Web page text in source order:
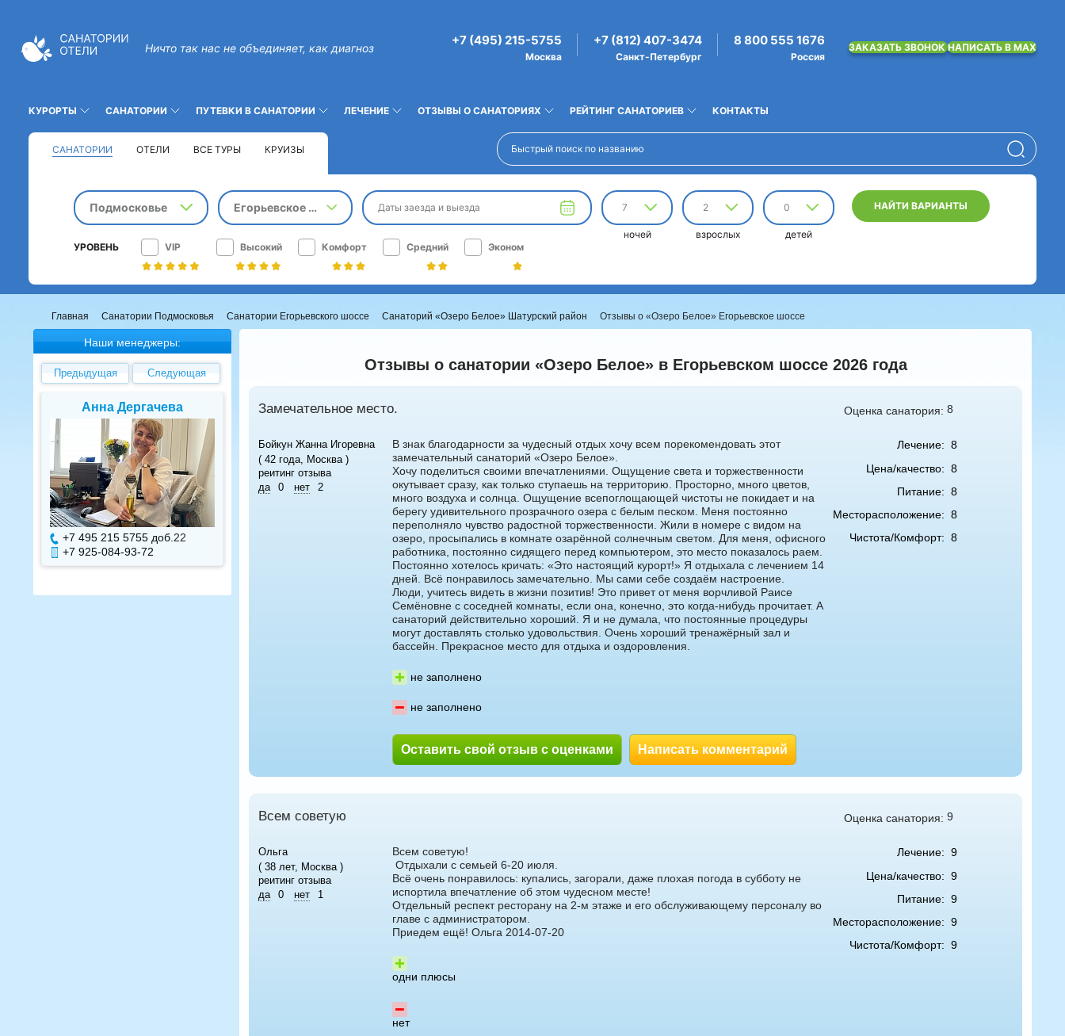
Ничто так нас не объединяет, как диагноз
+7 (495) 215-5755
Москва
+7 (812) 407-3474
Санкт-Петербург
8 800 555 1676
Россия
ЗАКАЗАТЬ ЗВОНОКНАПИСАТЬ В MAX
КУРОРТЫ САНАТОРИИ ПУТЕВКИ В САНАТОРИИ ЛЕЧЕНИЕ ОТЗЫВЫ О САНАТОРИЯХ РЕЙТИНГ САНАТОРИЕВ КОНТАКТЫ
САНАТОРИИ ОТЕЛИ ВСЕ ТУРЫ КРУИЗЫ
Подмосковье Егорьевское шоссе Даты заезда и выезда 7
ночей
2
взрослых
0
детей
НАЙТИ ВАРИАНТЫ
УРОВЕНЬ VIP Высокий Комфорт Средний Эконом
Главная Санатории Подмосковья Санатории Егорьевского шоссе Санаторий «Озеро Белое» Шатурский район Отзывы о «Озеро Белое» Егорьевское шоссе
Наши менеджеры:
Предыдущая Следующая
Анна Дергачева
+7 495 215 5755 доб.22
+7 925-084-93-72
Елена Валуева
+7 495 215 5755 доб.2
+7 925-084-93-70
Отзывы о санатории «Озеро Белое» в Егорьевском шоссе 2026 года
Замечательное место. Оценка санатория: 8
Бойкун Жанна Игоревна
( 42 года, Москва )
реитинг отзыва
да
0 нет 2
В знак благодарности за чудесный отдых хочу всем порекомендовать этот
замечательный санаторий «Озеро Белое».
Хочу поделиться своими впечатлениями. Ощущение света и торжественности
окутывает сразу, как только ступаешь на территорию. Просторно, много цветов,
много воздуха и солнца. Ощущение всепоглощающей чистоты не покидает и на
берегу удивительного прозрачного озера с белым песком. Меня постоянно
переполняло чувство радостной торжественности. Жили в номере с видом на
озеро, просыпались в комнате озарённой солнечным светом. Для меня, офисного
работника, постоянно сидящего перед компьютером, это место показалось раем.
Постоянно хотелось кричать: «Это настоящий курорт!» Я отдыхала с лечением 14
дней. Всё понравилось замечательно. Мы сами себе создаём настроение.
Люди, учитесь видеть в жизни позитив! Это привет от меня ворчливой Раисе
Семёновне с соседней комнаты, если она, конечно, это когда-нибудь прочитает. А
санаторий действительно хороший. Я и не думала, что постоянные процедуры
могут доставлять столько удовольствия. Очень хороший тренажёрный зал и
бассейн. Прекрасное место для отдыха и оздоровления.
не заполнено
не заполнено
Оставить свой отзыв с оценками Написать комментарий
Лечение: 8
Цена/качество: 8
Питание: 8
Месторасположение: 8
Чистота/Комфорт: 8
Всем советую Оценка санатория: 9
Ольга
( 38 лет, Москва )
реитинг отзыва
да
0 нет 1
Всем советую!
Отдыхали с семьей 6-20 июля.
Всё очень понравилось: купались, загорали, даже плохая погода в субботу не
испортила впечатление об этом чудесном месте!
Отдельный респект ресторану на 2-м этаже и его обслуживающему персоналу во
главе с администратором.
Приедем ещё! Ольга 2014-07-20
одни плюсы
нет
Лечение: 9
Цена/качество: 9
Питание: 9
Месторасположение: 9
Чистота/Комфорт: 9